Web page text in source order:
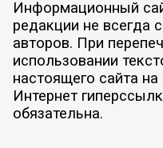
Информационный
редакции не всегда
авторов. При
использовании
настоящего сайта
Интернет
обязательна.